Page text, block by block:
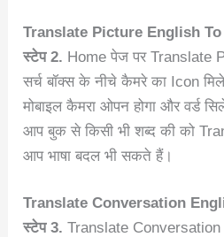
Translate Picture English
स्टेप 2. Home पेज पर Translate
सर्च बॉक्स के नीचे कैमरे का Icon
मोबाइल कैमरा ओपन होगा और वर्ड
आप बुक से किसी भी शब्द की को
आप भाषा बदल भी सकते हैं।
Translate Conversation
स्टेप 3. Translate Conversation